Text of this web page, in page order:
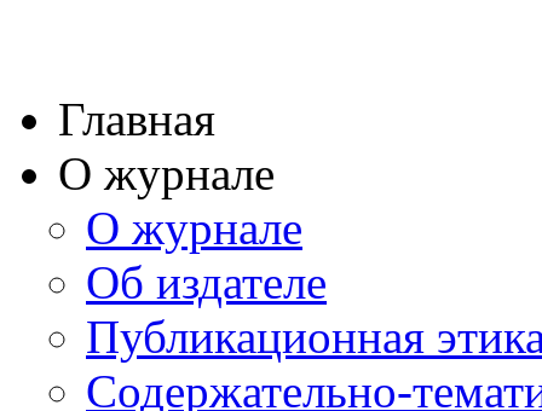
Главная
О журнале
О журнале
Об издателе
Публикационная
Содержательно-